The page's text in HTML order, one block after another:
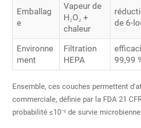
Emballag
e
Vapeur de
H₂O₂ +
chaleur
de 6-
Environne
ment
Filtration
HEPA
99,99
Ensemble, ces couches permettent
commerciale, définie par la FDA 21
probabilité ≤10⁻⁶ de survie